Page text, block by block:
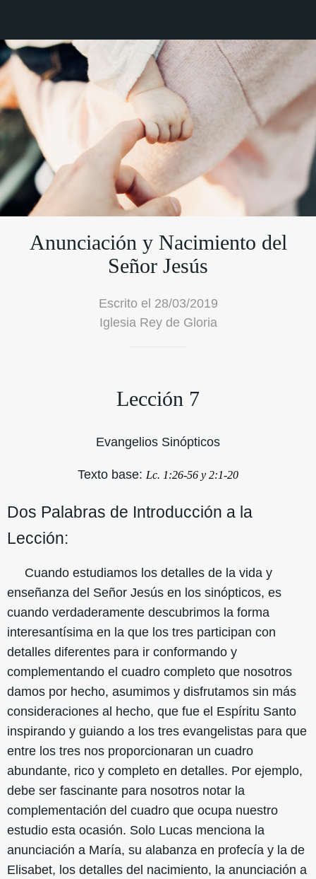
Anunciación y Nacimiento del
Señor Jesús
Escrito el 28/03/2019
Iglesia Rey de Gloria
Lección 7
Evangelios Sinópticos
Texto base: Lc. 1:26-56 y 2:1-20
Dos Palabras de Introducción a la
Lección:
Cuando estudiamos los detalles de la vida y
enseñanza del Señor Jesús en los sinópticos, es
cuando verdaderamente descubrimos la forma
interesantísima en la que los tres participan con
detalles diferentes para ir conformando y
complementando el cuadro completo que nosotros
damos por hecho, asumimos y disfrutamos sin más
consideraciones al hecho, que fue el Espíritu Santo
inspirando y guiando a los tres evangelistas para que
entre los tres nos proporcionaran un cuadro
abundante, rico y completo en detalles. Por ejemplo,
debe ser fascinante para nosotros notar la
complementación del cuadro que ocupa nuestro
estudio esta ocasión. Solo Lucas menciona la
anunciación a María, su alabanza en profecía y la de
Elisabet, los detalles del nacimiento, la anunciación a